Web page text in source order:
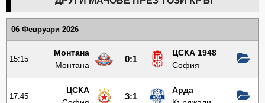
06 Февруари 2026
15:15
Монтана
Монтана
0:1
ЦСКА 1948
София
17:45
ЦСКА
3:1
Арда